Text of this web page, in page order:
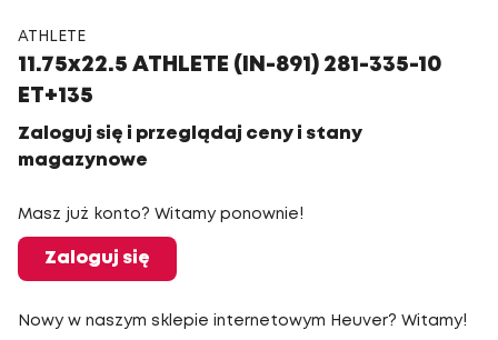
ATHLETE
11.75x22.5 ATHLETE (IN-891) 281-335-10
ET+135
Zaloguj się i przeglądaj ceny i stany
magazynowe
Masz już konto? Witamy ponownie!
Zaloguj się
Nowy w naszym sklepie internetowym Heuver? Witamy!